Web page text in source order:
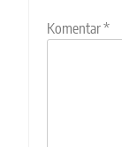
Komentar*